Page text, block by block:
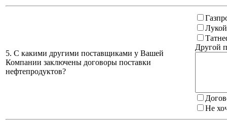
5. С какими другими поставщиками у Вашей
Компании заключены договоры поставки
нефтепродуктов?
Другой
Не